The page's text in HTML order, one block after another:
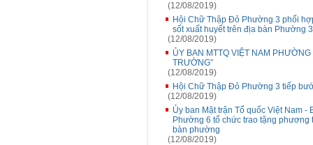
(12/08/2019)
Hội Chữ Thập Đỏ Phường 3 phối
sốt xuất huyết trên địa bàn Phường 3
(12/08/2019)
ỦY BAN MTTQ VIỆT NAM
TRƯỜNG”
(12/08/2019)
Hội Chữ Thập Đỏ Phường 3 tiếp
(12/08/2019)
Ủy ban Mặt trận Tổ quốc Việt Nam
Phường 6 tổ chức trao tặng phương
bàn phường
(12/08/2019)